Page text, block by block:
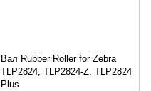
Вал Rubber Roller for Zebra
TLP2824, TLP2824-Z, TLP2824
Plus